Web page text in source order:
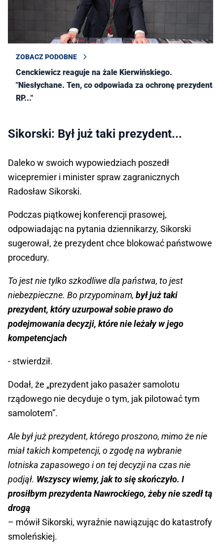
ZOBACZ PODOBNE
Cenckiewicz reaguje na żale Kierwińskiego.
"Niesłychane. Ten, co odpowiada za ochronę prezydenta
RP..."
Sikorski: Był już taki prezydent...
Daleko w swoich wypowiedziach poszedł
wicepremier i minister spraw zagranicznych
Radosław Sikorski.
Podczas piątkowej konferencji prasowej,
odpowiadając na pytania dziennikarzy, Sikorski
sugerował, że prezydent chce blokować państwowe
procedury.
To jest nie tylko szkodliwe dla państwa, to jest
niebezpieczne. Bo przypominam, był już taki
prezydent, który uzurpował sobie prawo do
podejmowania decyzji, które nie leżały w jego
kompetencjach
- stwierdził.
Dodał, że „prezydent jako pasażer samolotu
rządowego nie decyduje o tym, jak pilotować tym
samolotem”.
Ale był już prezydent, którego proszono, mimo że nie
miał takich kompetencji, o zgodę na wybranie
lotniska zapasowego i on tej decyzji na czas nie
podjął. Wszyscy wiemy, jak to się skończyło. I
prosiłbym prezydenta Nawrockiego, żeby nie szedł tą
drogą
– mówił Sikorski, wyraźnie nawiązując do katastrofy
smoleńskiej.